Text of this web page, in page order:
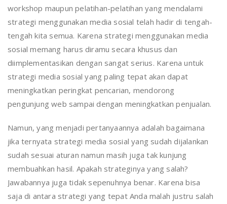
workshop maupun pelatihan-pelatihan yang mendalami
strategi menggunakan media sosial telah hadir di tengah-
tengah kita semua. Karena strategi menggunakan media
sosial memang harus diramu secara khusus dan
diimplementasikan dengan sangat serius. Karena untuk
strategi media sosial yang paling tepat akan dapat
meningkatkan peringkat pencarian, mendorong
pengunjung web sampai dengan meningkatkan penjualan.
Namun, yang menjadi pertanyaannya adalah bagaimana
jika ternyata strategi media sosial yang sudah dijalankan
sudah sesuai aturan namun masih juga tak kunjung
membuahkan hasil. Apakah strateginya yang salah?
Jawabannya juga tidak sepenuhnya benar. Karena bisa
saja di antara strategi yang tepat Anda malah justru salah